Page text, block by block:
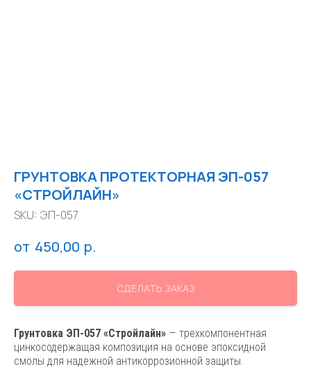
ГРУНТОВКА ПРОТЕКТОРНАЯ ЭП-057
«СТРОЙЛАЙН»
SKU: ЭП-057
450,00 р.
СДЕЛАТЬ ЗАКАЗ
Грунтовка ЭП-057 «Стройлайн» — трехкомпонентная
цинкосодержащая композиция на основе эпоксидной
смолы для надежной антикоррозионной защиты.